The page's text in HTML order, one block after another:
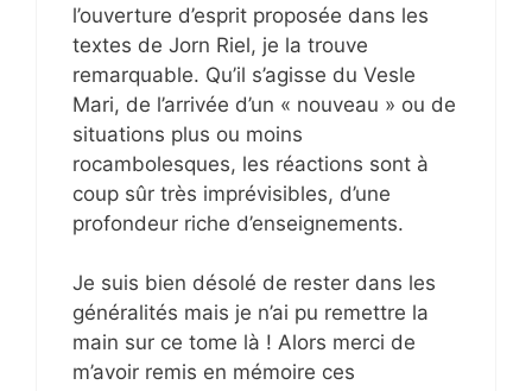
l’ouverture d’esprit proposée dans les
textes de Jorn Riel, je la trouve
remarquable. Qu’il s’agisse du Vesle
Mari, de l’arrivée d’un « nouveau » ou de
situations plus ou moins
rocambolesques, les réactions sont à
coup sûr très imprévisibles, d’une
profondeur riche d’enseignements.
Je suis bien désolé de rester dans les
généralités mais je n’ai pu remettre la
main sur ce tome là ! Alors merci de
m’avoir remis en mémoire ces